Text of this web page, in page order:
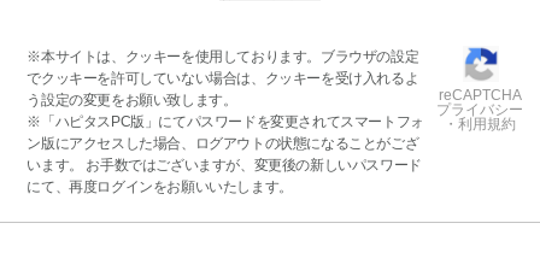
※本サイトは、クッキーを使用しております。ブラウザの設定
でクッキーを許可していない場合は、クッキーを受け入れるよ
う設定の変更をお願い致します。
※「ハピタスPC版」にてパスワードを変更されてスマートフォ
ン版にアクセスした場合、ログアウトの状態になることがござ
います。 お手数ではございますが、変更後の新しいパスワード
にて、再度ログインをお願いいたします。
reCAPTCHA
プライバシー
・利用規約